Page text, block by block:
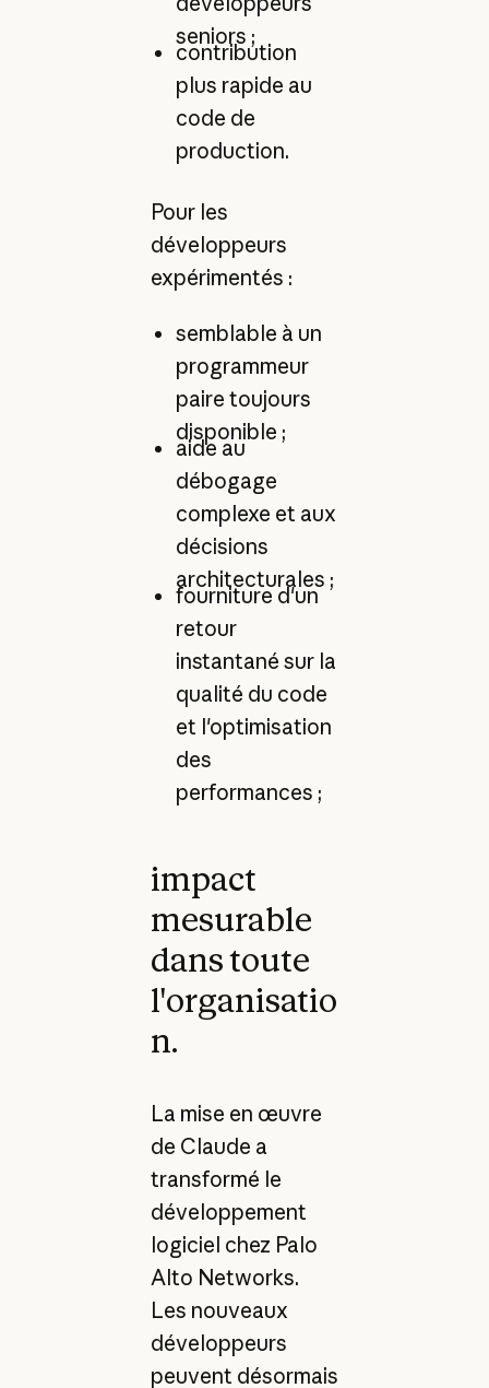
seniors ;
contribution
plus rapide au
code de
production.
Pour les
développeurs
expérimentés :
semblable à un
programmeur
paire toujours
disponible ;
aide au
débogage
complexe et aux
décisions
architecturales ;
fourniture d'un
retour
instantané sur la
qualité du code
et l'optimisation
des
performances ;
impact
mesurable
dans toute
l'organisatio
n.
La mise en œuvre
de Claude a
transformé le
développement
logiciel chez Palo
Alto Networks.
Les nouveaux
développeurs
peuvent désormais